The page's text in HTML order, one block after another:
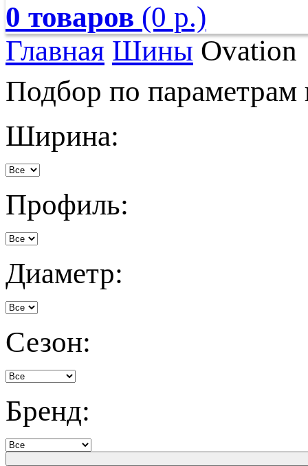
0 товаров (0 р.)
Главная Шины Ovation
Подбор по
Ширина:
Профиль:
Диаметр:
Сезон:
Бренд: